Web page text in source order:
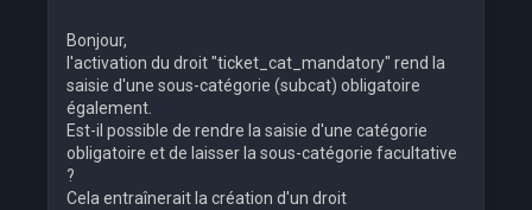
Bonjour,
l'activation du droit "ticket_cat_mandatory" rend la
saisie d'une sous-catégorie (subcat) obligatoire
également.
Est-il possible de rendre la saisie d'une catégorie
obligatoire et de laisser la sous-catégorie facultative
?
Cela entraînerait la création d'un droit